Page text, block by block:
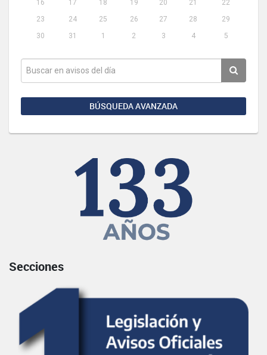
16
17 18 19 20 21
22
23
24 25 26 27 28
29
30
31 1 2 3 4 5
BÚSQUEDA AVANZADA
Secciones